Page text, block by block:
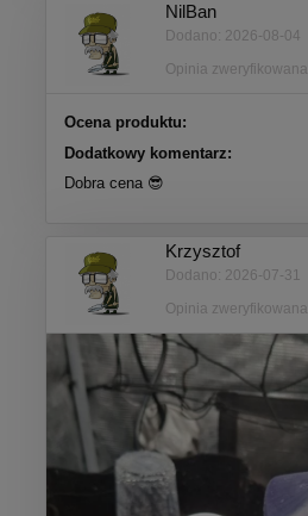
NilBan
Dodano: 2026-08-04
Opinia zweryfikowana
Ocena produktu:
Dodatkowy komentarz:
Dobra cena 😎
Krzysztof
Dodano: 2026-07-31
Opinia zweryfikowana